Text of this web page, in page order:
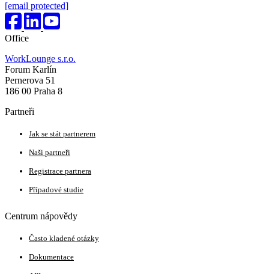
[email protected]
Office
WorkLounge s.r.o.
Forum Karlín
Pernerova 51
186 00 Praha 8
Partneři
Jak se stát partnerem
Naši partneři
Registrace partnera
Případové studie
Centrum nápovědy
Často kladené otázky
Dokumentace